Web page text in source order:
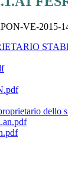
VE-2015-
dello